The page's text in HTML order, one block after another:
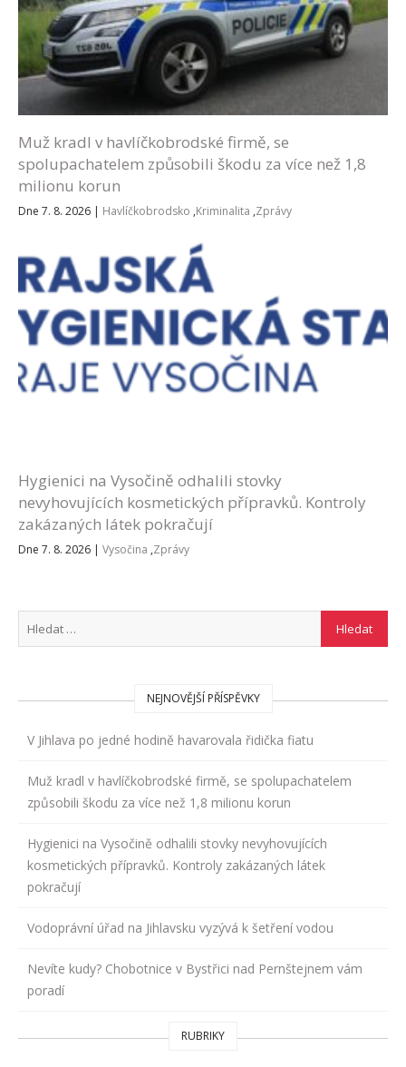
Muž kradl v havlíčkobrodské firmě, se
spolupachatelem způsobili škodu za více než 1,8
milionu korun
Dne 7. 8. 2026 | Havlíčkobrodsko ,Kriminalita ,Zprávy
Hygienici na Vysočině odhalili stovky
nevyhovujících kosmetických přípravků. Kontroly
zakázaných látek pokračují
Dne 7. 8. 2026 | Vysočina ,Zprávy
NEJNOVĚJŠÍ PŘÍSPĚVKY
V Jihlava po jedné hodině havarovala řidička fiatu
Muž kradl v havlíčkobrodské firmě, se spolupachatelem
způsobili škodu za více než 1,8 milionu korun
Hygienici na Vysočině odhalili stovky nevyhovujících
kosmetických přípravků. Kontroly zakázaných látek
pokračují
Vodoprávní úřad na Jihlavsku vyzývá k šetření vodou
Nevíte kudy? Chobotnice v Bystřici nad Pernštejnem vám
poradí
RUBRIKY